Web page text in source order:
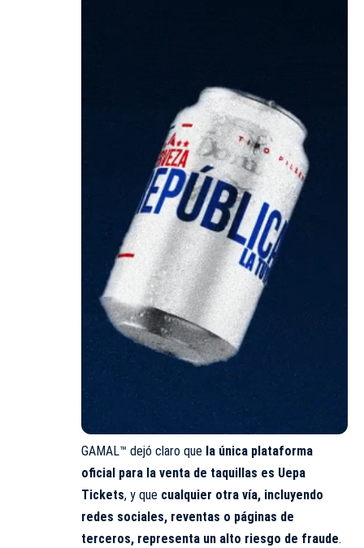
GAMAL™ dejó claro que la única plataforma
oficial para la venta de taquillas es Uepa
Tickets, y que cualquier otra vía, incluyendo
redes sociales, reventas o páginas de
terceros, representa un alto riesgo de fraude.